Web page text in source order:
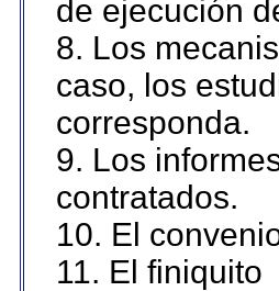
de ejecución
8. Los
caso, los
corresponda.
9. Los
contratados.
10. El
11. El finiquito